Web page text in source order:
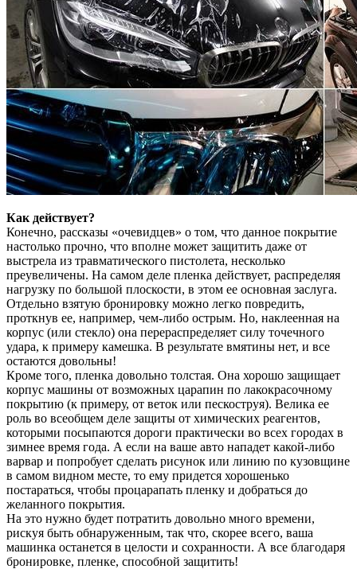
Как действует?
Конечно, рассказы «очевидцев» о том, что данное покрытие
настолько прочно, что вполне может защитить даже от
выстрела из травматического пистолета, несколько
преувеличены. На самом деле пленка действует, распределяя
нагрузку по большой плоскости, в этом ее основная заслуга.
Отдельно взятую бронировку можно легко повредить,
проткнув ее, например, чем-либо острым. Но, наклеенная на
корпус (или стекло) она перераспределяет силу точечного
удара, к примеру камешка. В результате вмятины нет, и все
остаются довольны!
Кроме того, пленка довольно толстая. Она хорошо защищает
корпус машины от возможных царапин по лакокрасочному
покрытию (к примеру, от веток или пескоструя). Велика ее
роль во всеобщем деле защиты от химических реагентов,
которыми посыпаются дороги практически во всех городах в
зимнее время года. А если на ваше авто нападет какой-либо
варвар и попробует сделать рисунок или линию по кузовщине
в самом видном месте, то ему придется хорошенько
постараться, чтобы процарапать пленку и добраться до
желанного покрытия.
На это нужно будет потратить довольно много времени,
рискуя быть обнаруженным, так что, скорее всего, ваша
машинка останется в целости и сохранности. А все благодаря
бронировке, пленке, способной защитить!